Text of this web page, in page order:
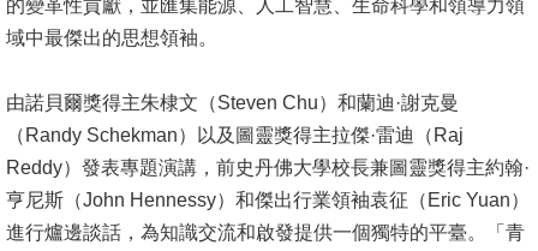
員
術
招
生
的變革性貢獻，並匯集能源、人工智慧、生命科學和領導力領
域中最傑出的思想領袖。
由諾貝爾獎得主朱棣文（Steven Chu）和蘭迪·謝克曼
（Randy Schekman）以及圖靈獎得主拉傑·雷迪（Raj
Reddy）發表專題演講，前史丹佛大學校長兼圖靈獎得主約翰·
亨尼斯（John Hennessy）和傑出行業領袖袁征（Eric Yuan）
進行爐邊談話，為知識交流和啟發提供一個獨特的平臺。「青